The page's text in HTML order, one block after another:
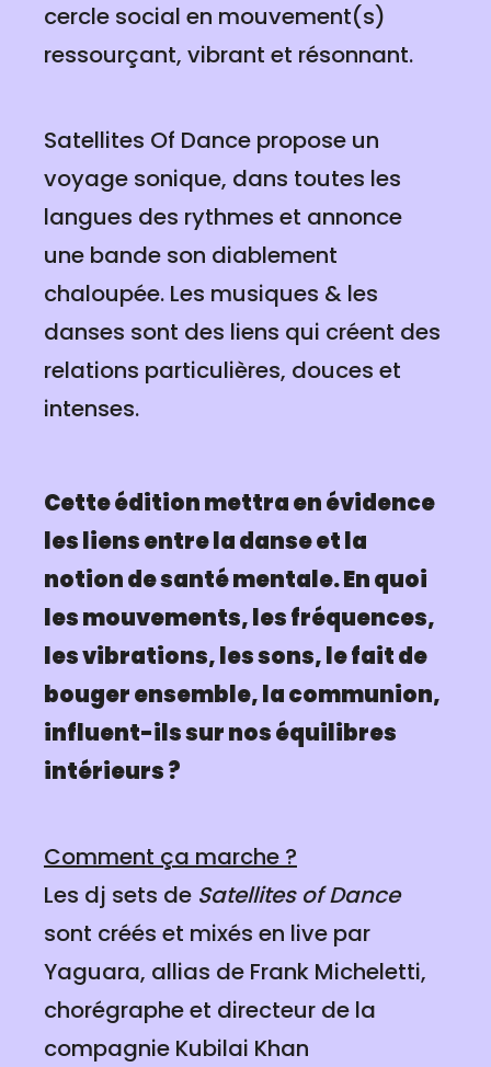
cercle social en mouvement(s)
ressourçant, vibrant et résonnant.
Satellites Of Dance propose un
voyage sonique, dans toutes les
langues des rythmes et annonce
une bande son diablement
chaloupée. Les musiques & les
danses sont des liens qui créent des
relations particulières, douces et
intenses.
Cette édition mettra en évidence
les liens entre la danse et la
notion de santé mentale. En quoi
les mouvements, les fréquences,
les vibrations, les sons, le fait de
bouger ensemble, la communion,
influent-ils sur nos équilibres
intérieurs ?
Comment ça marche ?
Les dj sets de Satellites of Dance
sont créés et mixés en live par
Yaguara, allias de Frank Micheletti,
chorégraphe et directeur de la
compagnie Kubilai Khan